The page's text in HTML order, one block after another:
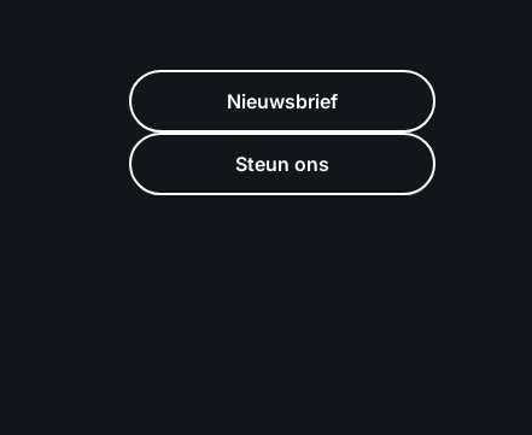
Nieuwsbrief
Steun ons